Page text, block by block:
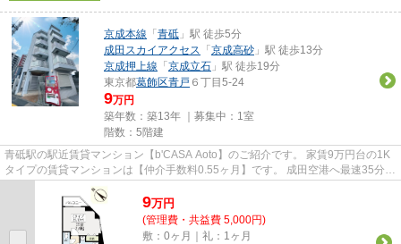
京成本線 「 青砥 」駅 徒歩5分
成田スカイアクセス 「 京成高砂 」駅 徒歩13分
京成押上線 「 京成立石 」駅 徒歩19分
東京都葛飾区青戸 ６丁目5-24
9万円
築年数：築13年 ｜募集中： 1室
階数：5階建
青砥駅の駅近賃貸マンション【b'CASA Aoto】のご紹介です。 家賃9万円台の1K
タイプの賃貸マンションは【仲介手数料0.55ヶ月】です。 成田空港へ最速35分！
都心へも直通アクセス...
9万円
(管理費・共益費 5,000円)
敷：0ヶ月｜礼：1ヶ月